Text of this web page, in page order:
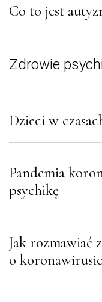
Co to jest
Zdrowie
Dzieci w
Pandemia
psychikę
Jak rozmawiać
o koronawirusie